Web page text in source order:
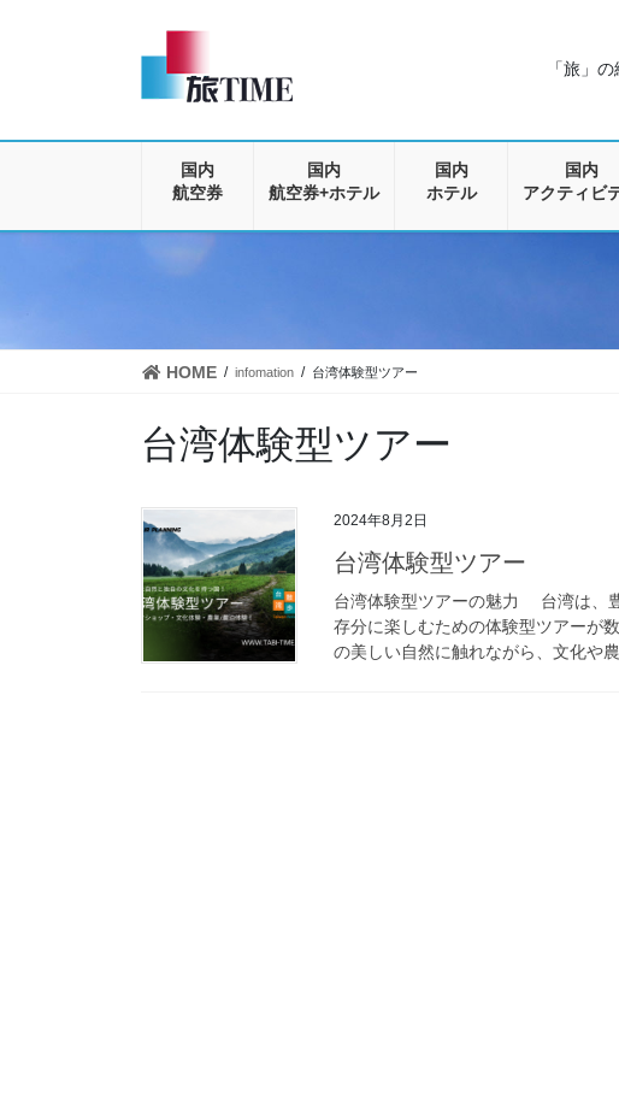
に
ョ
動
「旅」
国内
航空券
国内
航空券+ホテル
国内
ホテル
国内
アクティビ
HOME infomation 台湾体験型ツアー
台湾体験型ツアー
2024年8月2日
台湾体験型ツアー
台湾体験型ツアーの魅力 台湾は、
存分に楽しむための体験型ツアーが
の美しい自然に触れながら、文化や